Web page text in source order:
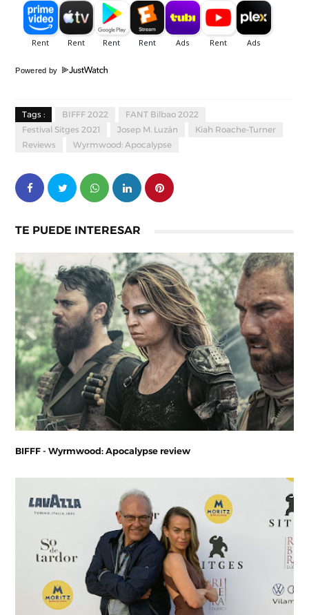
Powered by
Tags : BIFFF 2022
FANT Bilbao 2022
Festival Sitges 2021
Josep M. Luzán
Kiah Roache-Turner
Reviews
Wyrmwood: Apocalypse
TE PUEDE INTERESAR
BIFFF - Wyrmwood: Apocalypse review